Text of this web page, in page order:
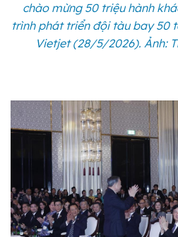
chào mừng 50 triệu hành
trình phát triển đội tàu bay 50
Vietjet (28/5/2026). Ảnh: